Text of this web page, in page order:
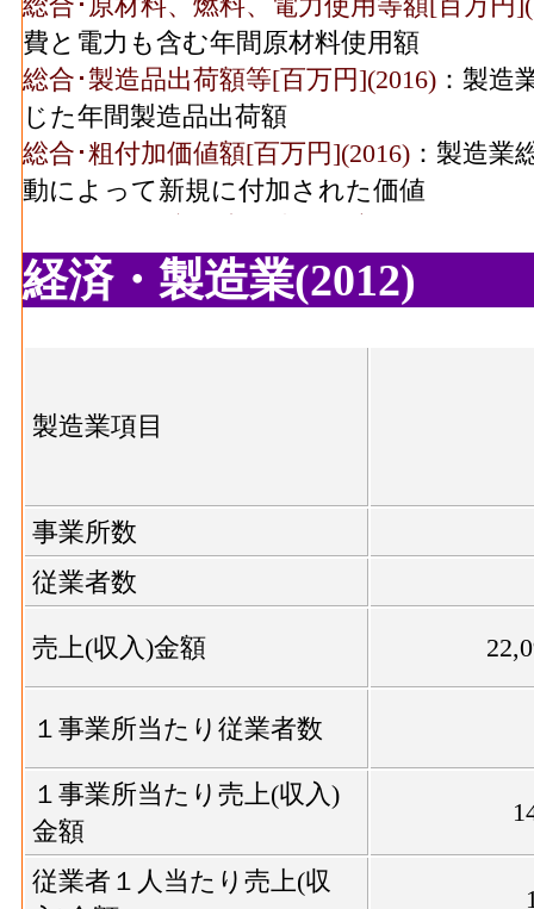
飲料煙草飼料･事業所数
(2016)
飲料煙草飼料･従業者数
(2016)
飲料煙草飼料･現金給与
総額(2016)
飲料煙草飼料･原材料、
燃料、電力使用等額
荷額等(2016)
値額(2016)
繊維･事業所数(2016)
繊維･従業者数(2016)
繊維･現金給与総額
(2016)
247[
繊維･原材料、燃料、電
力使用等額(2016)
繊維･製造品出荷額等
(2016)
繊維･粗付加価値額
費と電力も含む年間原材料使用額
総合･製造品出荷額等[百万円](2016) ：製造
じた年間製造品出荷額
総合･粗付加価値額[百万円](2016) ：製造業
動によって新規に付加された価値
人以上事業所における有形固定資産年末現
食料品･事業所数(2016)：食料品製造業 の
従業者、常用労働者の数
食料品･現金給与総額[百万円](2016)
食料品･原材料、燃料、電力使用等額[百万
燃料費と電力も含む年間原材料使用額
食料品･製造品出荷額等[百万円](2016)
生じた年間製造品出荷額
食料品･粗付加価値額[百万円](2016)
：食
食料品･有形固定資産年末現在高[百万円
者10人以上事業所における有形固定資産
飲料煙草飼料･事業所数(2016)
：飲料・た
般に言う工場、製作所、製造所あるいは
飲料煙草飼料･従業者数[人](2016)
：飲料
経済・製造業(2012)
製造業項目
事業所数
従業者数
売上(収入)金額
１事業所当たり従業者数
１事業所当たり売上(収入)
金額
従業者１人当たり売上(収